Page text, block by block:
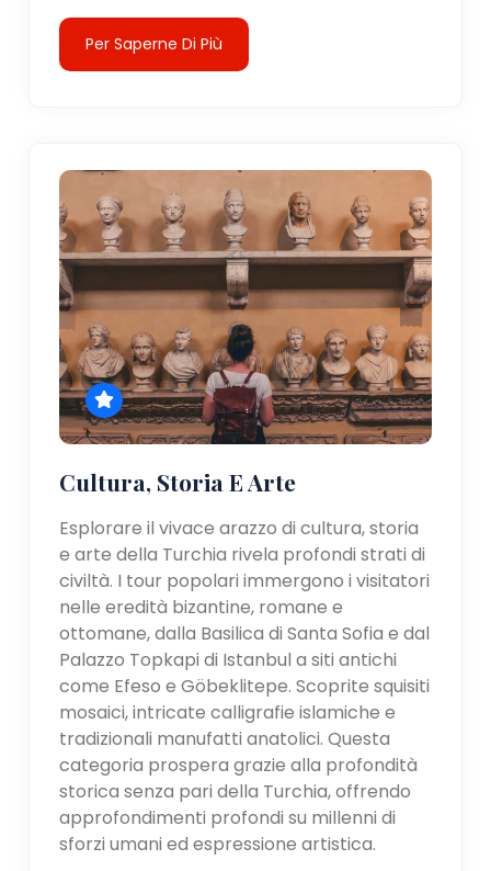
Per Saperne Di Più
Cultura, Storia E Arte
Esplorare il vivace arazzo di cultura, storia
e arte della Turchia rivela profondi strati di
civiltà. I tour popolari immergono i visitatori
nelle eredità bizantine, romane e
ottomane, dalla Basilica di Santa Sofia e dal
Palazzo Topkapi di Istanbul a siti antichi
come Efeso e Göbeklitepe. Scoprite squisiti
mosaici, intricate calligrafie islamiche e
tradizionali manufatti anatolici. Questa
categoria prospera grazie alla profondità
storica senza pari della Turchia, offrendo
approfondimenti profondi su millenni di
sforzi umani ed espressione artistica.